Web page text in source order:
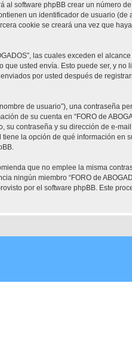
al software phpBB crear un número
un identificador de usuario
cookie se creará una vez que
las cuales exceden el
usted envía. Esto puede ser, y
por usted después de
de usuario”), una contraseña
de su cuenta en “FORO de
contraseña y su dirección de e-
la opción de qué información
que no emplee la misma
ningún miembro “FORO de
por el software phpBB. Este